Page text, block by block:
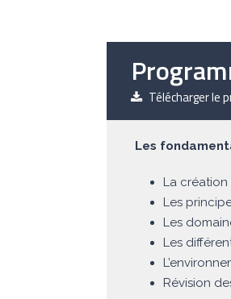
Télécharger le
Les
La
Les
Les
Les
Révision